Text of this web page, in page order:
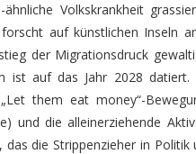
ähnliche Volkskrankheit
auf künstlichen Inseln
der Migrationsdruck
ist auf das Jahr 2028
them eat money“-
und die alleinerziehende
das die Strippenzieher in